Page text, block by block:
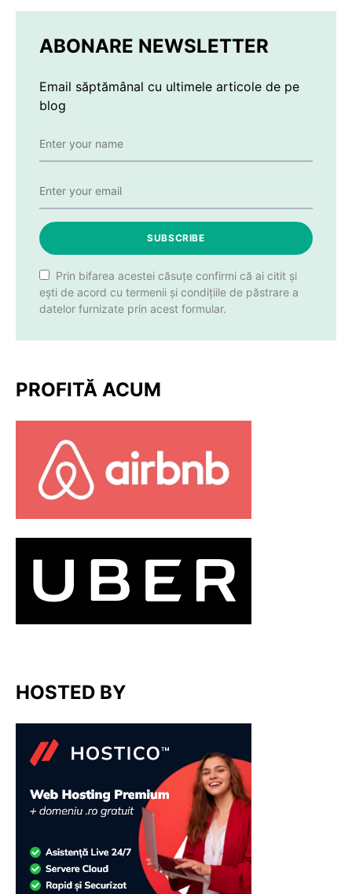
ABONARE NEWSLETTER
Email săptămânal cu ultimele articole de pe
blog
SUBSCRIBE
Prin bifarea acestei căsuțe confirmi că ai citit și
ești de acord cu termenii și condițiile de păstrare a
datelor furnizate prin acest formular.
PROFITĂ ACUM
HOSTED BY